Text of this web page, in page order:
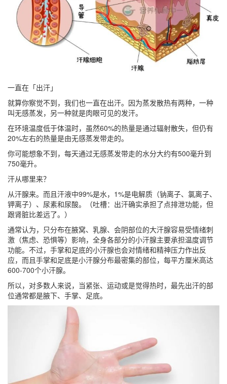
一直在「出汗」
就算你察觉不到，我们也一直在出汗。因为蒸发散热有两种，一种
叫无感蒸发，另一种就是肉眼可见的发汗。
在环境温度低于体温时，虽然60%的热量是通过辐射散失，但仍有
20%左右的热量是由无感蒸发带走的。
你可能想象不到， 每天通过无感蒸发带走的水分大约有500毫升到
750毫升。
汗从哪里来？
从汗腺来。而且汗液中99%是水，1%是电解质（钠离子、氯离子、
钾离子）、尿素和尿酸。（吐槽：出汗确实承担了点排泄功能，但
跟肾脏比差远了。）
通常认为，只分布在腋窝、乳腺、会阴部位的大汗腺容易受情绪刺
激（焦虑、恐惧等）影响，全身各部分的小汗腺主要承担温度调节
功能。不过，手掌和足底的小汗腺也会对情绪和精神压力作出反
应，而且手掌和足底是小汗腺分布最密集的部位， 每平方厘米高达
600-700个小汗腺。
所以，对多数人来说，当紧张、运动或是觉得热时，最先出汗的部
位通常都是腋下、手掌、足底。